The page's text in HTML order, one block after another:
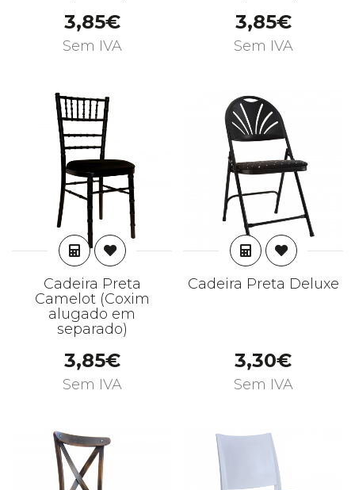
3,85€
Sem IVA
3,85€
Sem IVA
ADICIONAR
Cadeira Preta
Camelot (Coxim
alugado em
separado)
3,85€
Sem IVA
ADICIONAR
Cadeira Preta Deluxe
3,30€
Sem IVA